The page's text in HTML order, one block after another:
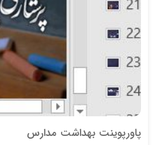
پاورپوینت بهداشت مدارس